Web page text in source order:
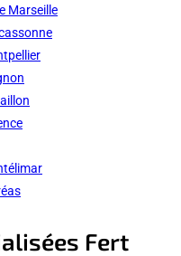
Marseille
Fert